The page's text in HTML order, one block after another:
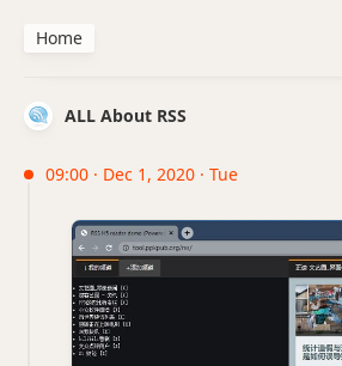
ALL About RSS
09:00 · Dec 1, 2020 · Tue
Home